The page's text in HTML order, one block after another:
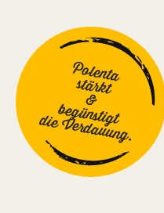
Polenta
stärkt
&
begünstigt
die Verdauung.